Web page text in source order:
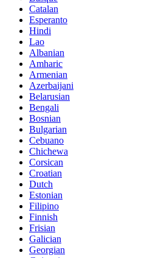
Catalan
Esperanto
Hindi
Lao
Albanian
Amharic
Armenian
Azerbaijani
Belarusian
Bengali
Bosnian
Bulgarian
Cebuano
Chichewa
Corsican
Croatian
Dutch
Estonian
Filipino
Finnish
Frisian
Galician
Georgian